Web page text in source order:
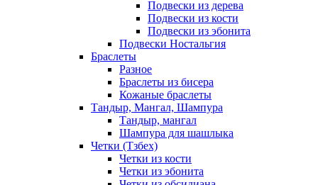
Подвески из дерева
Подвески из кости
Подвески из эбонита
Подвески Ностальгия
Браслеты
Разное
Браслеты из бисера
Кожаные браслеты
Тандыр, Мангал, Шампура
Тандыр, мангал
Шампура для шашлыка
Четки (Тзбех)
Четки из кости
Четки из эбонита